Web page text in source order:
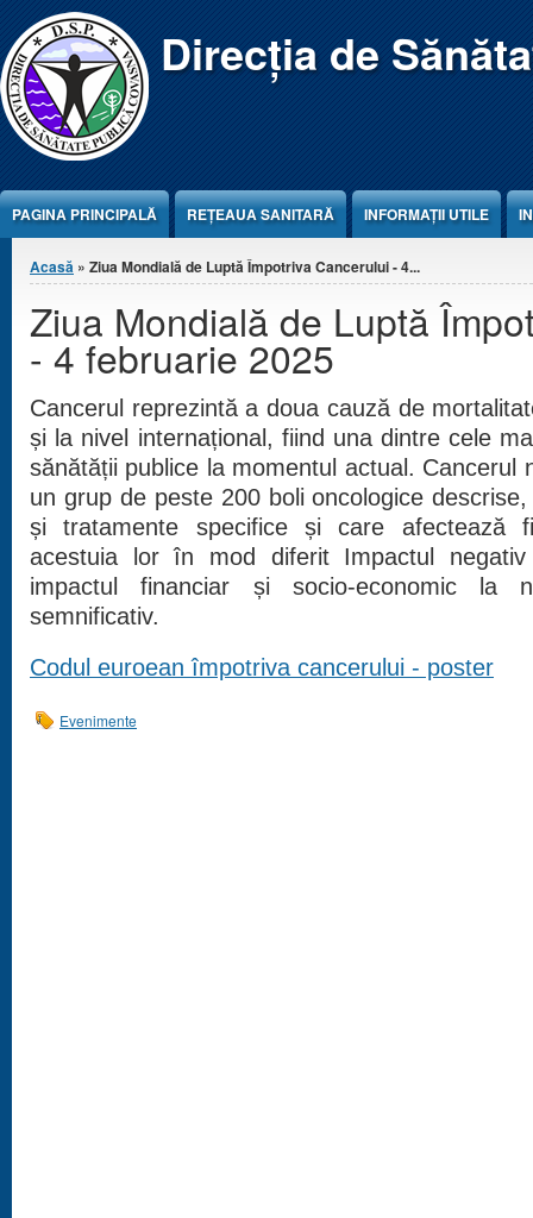
Jump to Content Direcția de
PAGINA PRINCIPALĂ REŢEAUA SANITARĂ INFORMAȚII UTILE
Eşti aici
Acasă » Ziua Mondială de Luptă Împotriva Cancerului - 4...
Ziua Mondială de Luptă
- 4 februarie 2025
Cancerul reprezintă a doua cauză de
și la nivel internațional, fiind una dintre cele
sănătății publice la momentul actual. Cancerul
un grup de peste 200 boli oncologice
și tratamente specifice și care afectează
acestuia lor în mod diferit Impactul
impactul financiar și socio-economic la
semnificativ.
Codul euroean împotriva cancerului - poster
Evenimente